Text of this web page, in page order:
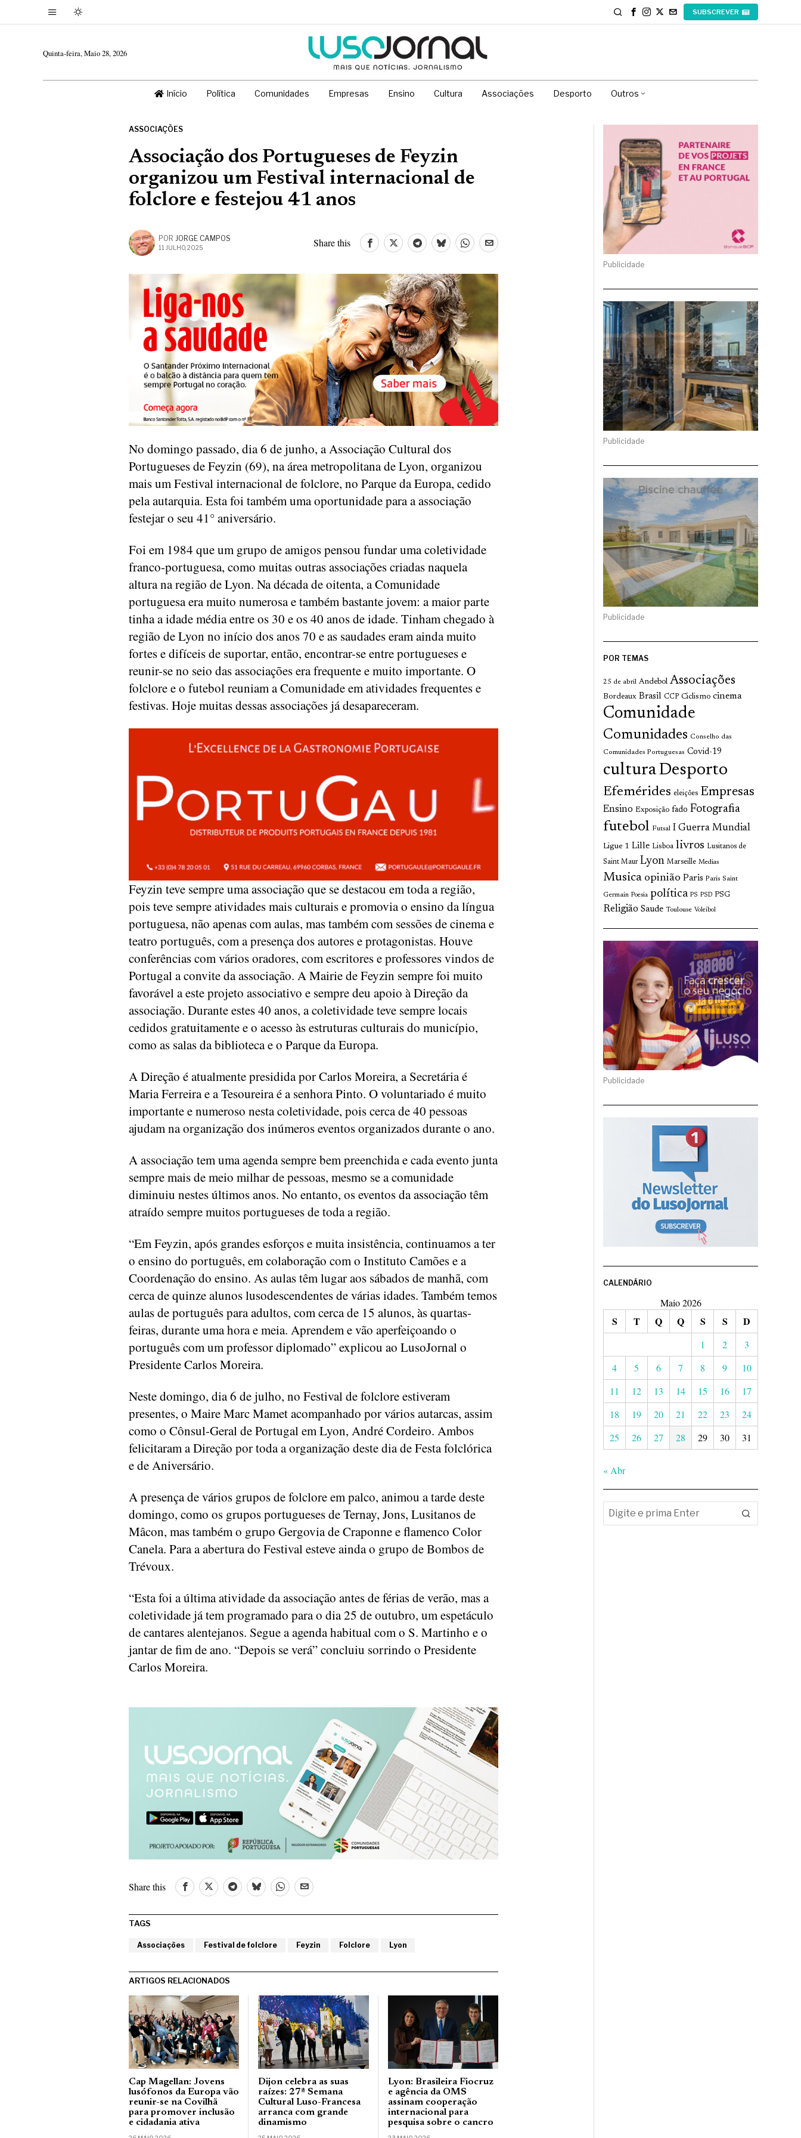
SUBSCREVER
Quinta-feira, Maio 28, 2026
Início Política Comunidades Empresas Ensino Cultura Associações Desporto Outros
ASSOCIAÇÕES
Associação dos Portugueses de Feyzin
organizou um Festival internacional de
folclore e festejou 41 anos
POR JORGE CAMPOS
11 JULHO, 2025 Share this
No domingo passado, dia 6 de junho, a Associação Cultural dos
Portugueses de Feyzin (69), na área metropolitana de Lyon, organizou
mais um Festival internacional de folclore, no Parque da Europa, cedido
pela autarquia. Esta foi também uma oportunidade para a associação
festejar o seu 41° aniversário.
Foi em 1984 que um grupo de amigos pensou fundar uma coletividade
franco-portuguesa, como muitas outras associações criadas naquela
altura na região de Lyon. Na década de oitenta, a Comunidade
portuguesa era muito numerosa e também bastante jovem: a maior parte
tinha a idade média entre os 30 e os 40 anos de idade. Tinham chegado à
região de Lyon no início dos anos 70 e as saudades eram ainda muito
fortes e difíceis de suportar, então, encontrar-se entre portugueses e
reunir-se no seio das associações era frequente e muito importante. O
folclore e o futebol reuniam a Comunidade em atividades frequentes e
festivas. Hoje muitas dessas associações já desapareceram.
Feyzin teve sempre uma associação que se destacou em toda a região,
pois teve sempre atividades mais culturais e promovia o ensino da língua
portuguesa, não apenas com aulas, mas também com sessões de cinema e
teatro português, com a presença dos autores e protagonistas. Houve
conferências com vários oradores, com escritores e professores vindos de
Portugal a convite da associação. A Mairie de Feyzin sempre foi muito
favorável a este projeto associativo e sempre deu apoio à Direção da
associação. Durante estes 40 anos, a coletividade teve sempre locais
cedidos gratuitamente e o acesso às estruturas culturais do município,
como as salas da biblioteca e o Parque da Europa.
A Direção é atualmente presidida por Carlos Moreira, a Secretária é
Maria Ferreira e a Tesoureira é a senhora Pinto. O voluntariado é muito
importante e numeroso nesta coletividade, pois cerca de 40 pessoas
ajudam na organização dos inúmeros eventos organizados durante o ano.
A associação tem uma agenda sempre bem preenchida e cada evento junta
sempre mais de meio milhar de pessoas, mesmo se a comunidade
diminuiu nestes últimos anos. No entanto, os eventos da associação têm
atraído sempre muitos portugueses de toda a região.
“Em Feyzin, após grandes esforços e muita insistência, continuamos a ter
o ensino do português, em colaboração com o Instituto Camões e a
Coordenação do ensino. As aulas têm lugar aos sábados de manhã, com
cerca de quinze alunos lusodescendentes de várias idades. Também temos
aulas de português para adultos, com cerca de 15 alunos, às quartas-
feiras, durante uma hora e meia. Aprendem e vão aperfeiçoando o
português com um professor diplomado” explicou ao LusoJornal o
Presidente Carlos Moreira.
Neste domingo, dia 6 de julho, no Festival de folclore estiveram
presentes, o Maire Marc Mamet acompanhado por vários autarcas, assim
como o Cônsul-Geral de Portugal em Lyon, André Cordeiro. Ambos
felicitaram a Direção por toda a organização deste dia de Festa folclórica
e de Aniversário.
A presença de vários grupos de folclore em palco, animou a tarde deste
domingo, como os grupos portugueses de Ternay, Jons, Lusitanos de
Mâcon, mas também o grupo Gergovia de Craponne e flamenco Color
Canela. Para a abertura do Festival esteve ainda o grupo de Bombos de
Trévoux.
“Esta foi a última atividade da associação antes de férias de verão, mas a
coletividade já tem programado para o dia 25 de outubro, um espetáculo
de cantares alentejanos. Segue a agenda habitual com o S. Martinho e o
jantar de fim de ano. “Depois se verá” concluiu sorrindo o Presidente
Carlos Moreira.
Share this
TAGS
Associações Festival de folclore Feyzin Folclore Lyon
ARTIGOS RELACIONADOS
Cap Magellan: Jovens
lusófonos da Europa vão
reunir-se na Covilhã
para promover inclusão
e cidadania ativa
Dijon celebra as suas
raízes: 27ª Semana
Cultural Luso-Francesa
arranca com grande
dinamismo
Lyon: Brasileira Fiocruz
e agência da OMS
assinam cooperação
internacional para
pesquisa sobre o cancro
Publicidade
Publicidade
Publicidade
POR TEMAS
25 de abril Andebol Associações
Bordeaux Brasil CCP Ciclismo cinema
Comunidade
Comunidades Conselho das
Comunidades Portuguesas Covid-19
culturaDesporto
Efemérides eleições Empresas
Ensino Exposição fado Fotografia
futebol Futsal I Guerra Mundial
Ligue 1 Lille Lisboa livros Lusitanos de
Saint Maur Lyon Marseille Medias
Musica opinião Paris Paris Saint
Germain Poesia política PS PSD PSG
Religião Saude Toulouse Voleibol
Publicidade
CALENDÁRIO
Maio 2026
S T Q Q S S D
1 2
3
4
5 6 7 8 9
10
11
12 13 14 15 16
17
18
19 20 21 22 23
24
25
26 27 28 29 30 31
« Abr